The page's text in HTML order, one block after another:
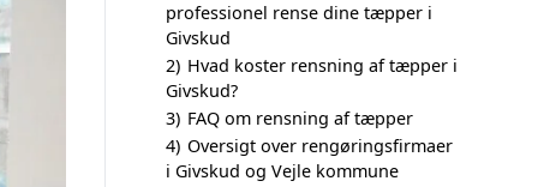
professionel rense dine tæpper i
Givskud
2) Hvad koster rensning af tæpper i
Givskud?
3) FAQ om rensning af tæpper
4) Oversigt over rengøringsfirmaer
i Givskud og Vejle kommune